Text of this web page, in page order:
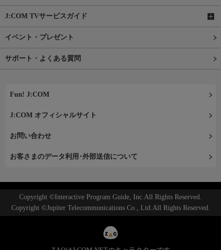
J:COM TVサービスガイド
イベント・プレゼント
サポート・よくある質問
Fun! J:COM
J:COM オフィシャルサイト
お問い合わせ
お客さまのデータ利用･外部送信について
Copyright ©Interactive Program Guide, Inc.All Rights Reserved.
Copyright ©Jupiter Telecommunications Co., Ltd.All Rights Reserved.